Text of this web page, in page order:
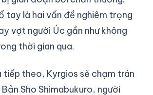
tay là hai vấn đề nghiêm trọng
vợt người Úc gần như không
thời gian qua.
tiếp theo, Kyrgios sẽ chạm trán
Sho Shimabukuro, người